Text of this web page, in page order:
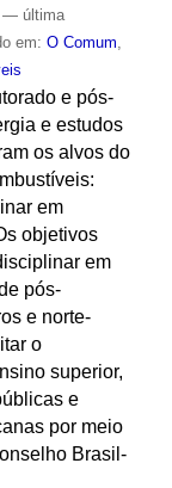
— última
em: O Comum,
e pós-
e estudos
os alvos do
em
objetivos
em
pós-
e norte-
o
superior,
e
por meio
Brasil-